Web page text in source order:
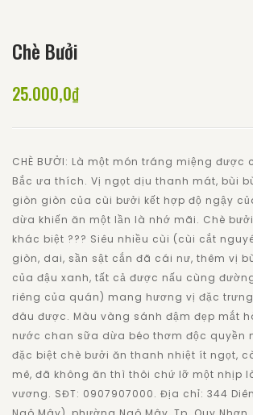
Chè Bưởi
25.000,0₫
CHÈ BƯỞI: Là một món tráng miệng được
Bắc ưa thích. Vị ngọt dịu thanh mát, bùi
giòn giòn của cùi bưởi kết hợp độ ngậy
dừa khiến ăn một lần là nhớ mãi. Chè
khác biệt ??? Siêu nhiều cùi (cùi cắt
giòn, dai, sần sật cắn đã cái nư, thêm vị
của đậu xanh, tất cả được nấu cùng
riêng của quán) mang hương vị đặc
đâu được. Màu vàng sánh đậm đẹp mắt
nước chan sữa dừa béo thơm độc quyền
đặc biệt chè bưởi ăn thanh nhiệt ít ngọt,
mê, đã không ăn thì thôi chứ lỡ một nhịp
vương. SĐT: 0907907000. Địa chỉ: 344